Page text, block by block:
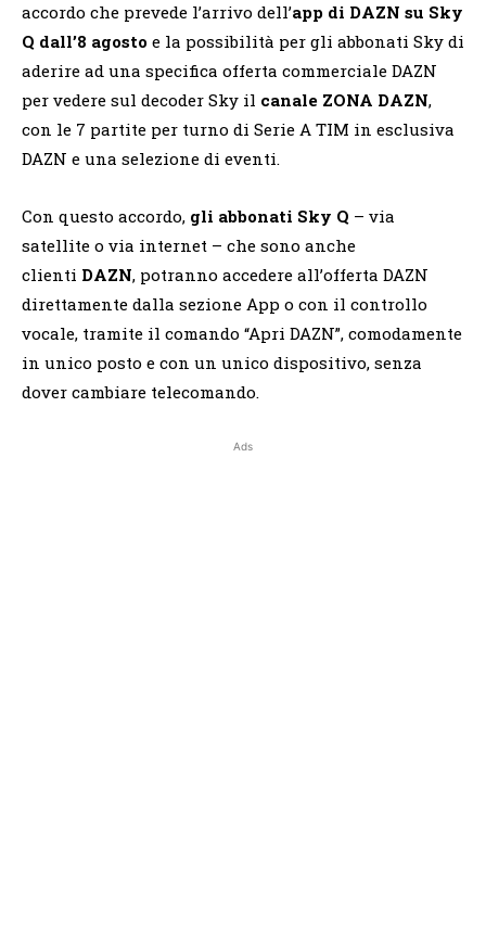
accordo che prevede l’arrivo dell’app di DAZN su Sky
Q dall’8 agosto e la possibilità per gli abbonati Sky di
aderire ad una specifica offerta commerciale DAZN
per vedere sul decoder Sky il canale ZONA DAZN,
con le 7 partite per turno di Serie A TIM in esclusiva
DAZN e una selezione di eventi.
Con questo accordo, gli abbonati Sky Q – via
satellite o via internet – che sono anche
clienti DAZN, potranno accedere all’offerta DAZN
direttamente dalla sezione App o con il controllo
vocale, tramite il comando “Apri DAZN”, comodamente
in unico posto e con un unico dispositivo, senza
dover cambiare telecomando.
Ads